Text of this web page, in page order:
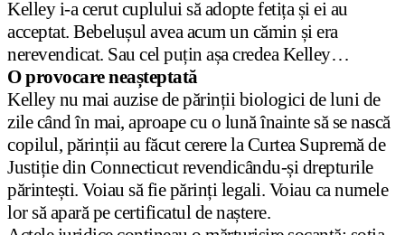
Kelley i-a cerut cuplului să adopte fetița și ei au
acceptat. Bebelușul avea acum un cămin și era
nerevendicat. Sau cel puțin așa credea Kelley…
O provocare neașteptată
Kelley nu mai auzise de părinții biologici de luni de
zile când în mai, aproape cu o lună înainte să se nască
copilul, părinții au făcut cerere la Curtea Supremă de
Justiție din Connecticut revendicându-și drepturile
părintești. Voiau să fie părinți legali. Voiau ca numele
lor să apară pe certificatul de naștere.